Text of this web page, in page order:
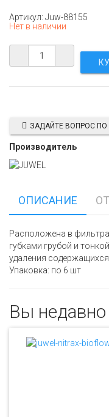
Артикул: Juw-88155
Нет в наличии
ЗАДАЙТЕ ВОПРОС
Производитель
ОПИСАНИЕ
Расположена в
губками грубой и
удаления содержащихся
Упаковка: по 6 шт
Вы